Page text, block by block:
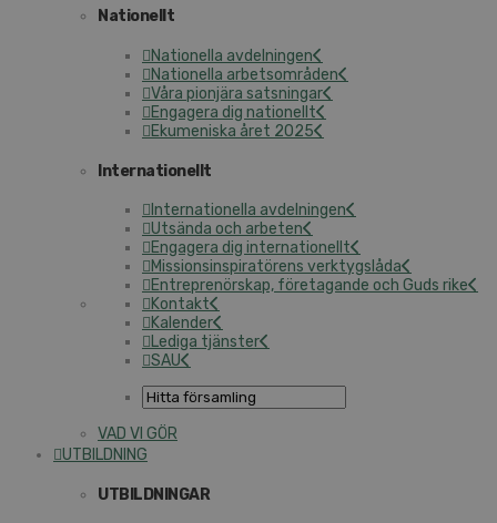
Nationellt
Nationella avdelningen
Nationella arbetsområden
Våra pionjära satsningar
Engagera dig nationellt
Ekumeniska året 2025
Internationellt
Internationella avdelningen
Utsända och arbeten
Engagera dig internationellt
Missionsinspiratörens verktygslåda
Entreprenörskap, företagande och Guds rike
Kontakt
Kalender
Lediga tjänster
SAU
VAD VI GÖR
UTBILDNING
UTBILDNINGAR